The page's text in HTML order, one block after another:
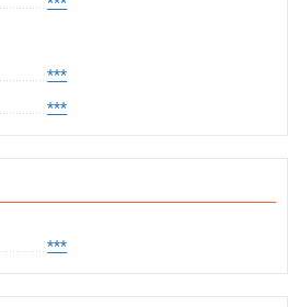
***
***
***